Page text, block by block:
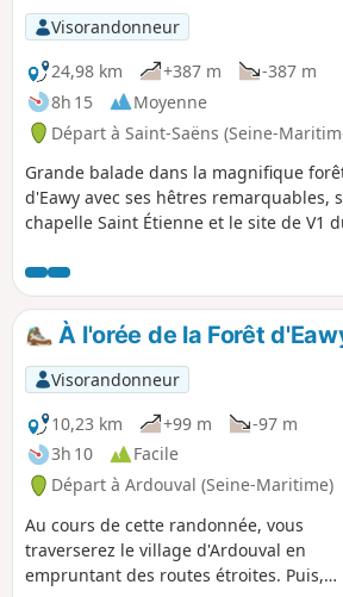
Visorandonneur
24,98 km
+387 m
-387 m
8h 15
Moyenne
Départ à Saint-Saëns (Seine-
Grande balade dans la magnifique
d'Eawy avec ses hêtres remarquables,
chapelle Saint Étienne et le site de V1
À l'orée de la Forêt
Visorandonneur
10,23 km
+99 m
-97 m
3h 10
Facile
Départ à Ardouval (Seine-Maritime)
Au cours de cette randonnée, vous
traverserez le village d'Ardouval en
empruntant des routes étroites. Puis,